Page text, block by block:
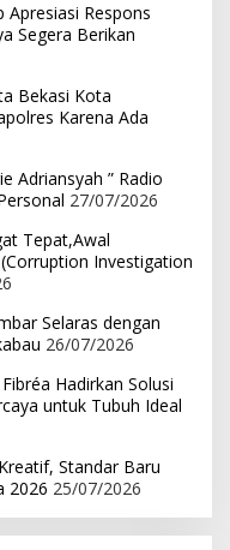
Apresiasi Respons
Segera Berikan
Bekasi Kota
Karena Ada
Adriansyah ” Radio
27/07/2026
Tepat,Awal
Investigation
Selaras dengan
26/07/2026
Hadirkan Solusi
untuk Tubuh Ideal
Standar Baru
2026 25/07/2026